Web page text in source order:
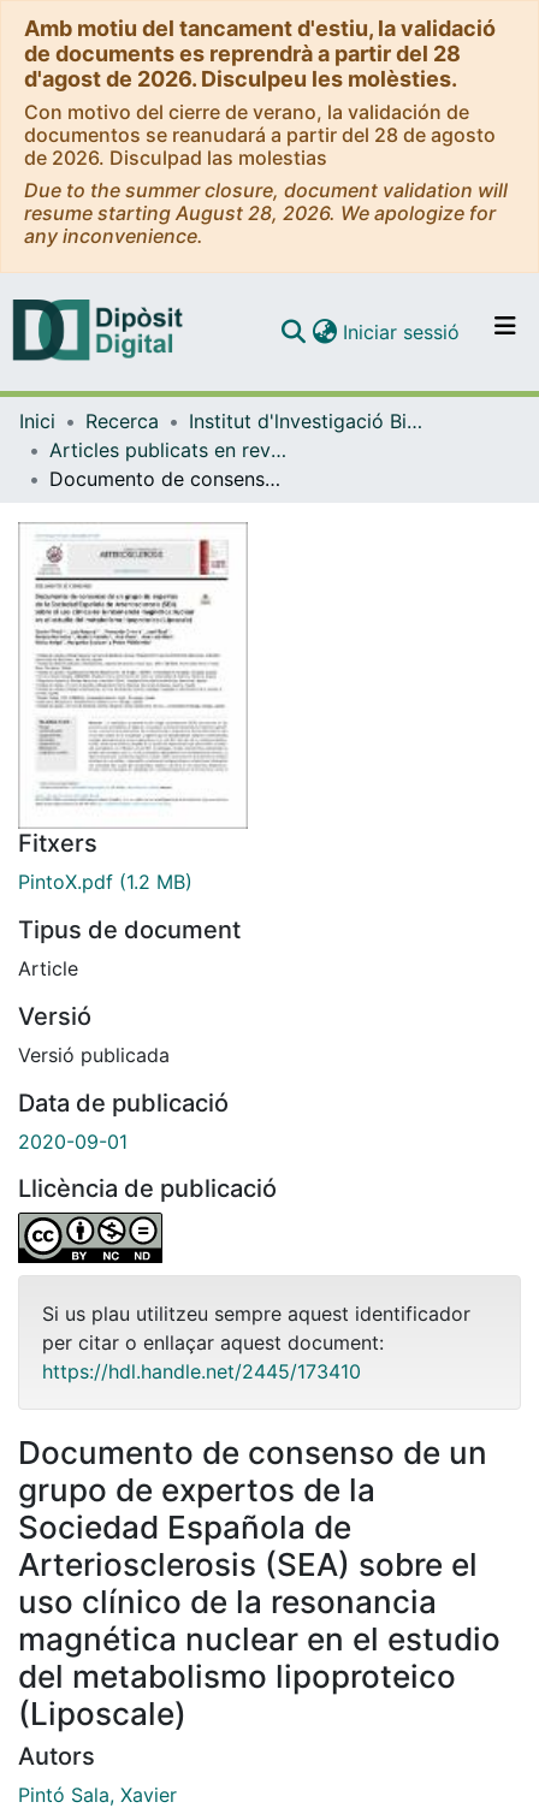
Amb motiu del tancament d'estiu, la validació
de documents es reprendrà a partir del 28
d'agost de 2026. Disculpeu les molèsties.
Con motivo del cierre de verano, la validación de
documentos se reanudará a partir del 28 de agosto
de 2026. Disculpad las molestias
Due to the summer closure, document validation will
resume starting August 28, 2026. We apologize for
any inconvenience.
Navega per tot el DD
Iniciar sessió (current)
Inici Recerca
Institut d'lnvestigació Biomèdica de Bellvitge (IDIBELL)
Articles publicats en revistes (Institut d'lnvestigació Biomèdica de Bellvitge (IDIBELL))
Documento de consenso de un grupo de expertos de la Sociedad Española de Arteriosclerosis (SEA) sobre el uso clínico de la resonancia magnética nuclear en el estudio del metabolismo lipoproteico (Liposcale)
Fitxers
PintoX.pdf (1.2 MB)
Tipus de document
Article
Versió
Versió publicada
Data de publicació
2020-09-01
Llicència de publicació
Si us plau utilitzeu sempre aquest identificador
per citar o enllaçar aquest document:
https://hdl.handle.net/2445/173410
Documento de consenso de un
grupo de expertos de la
Sociedad Española de
Arteriosclerosis (SEA) sobre el
uso clínico de la resonancia
magnética nuclear en el estudio
del metabolismo lipoproteico
(Liposcale)
Autors
Pintó Sala, Xavier